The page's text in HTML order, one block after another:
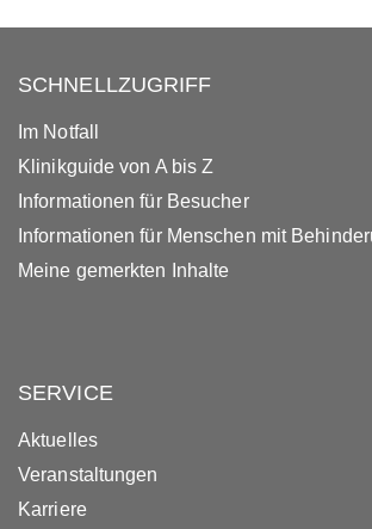
SCHNELLZUGRIFF
Im Notfall
Klinikguide von A bis Z
Informationen für Besucher
Informationen für Menschen mit
Meine gemerkten Inhalte
SERVICE
Aktuelles
Veranstaltungen
Karriere